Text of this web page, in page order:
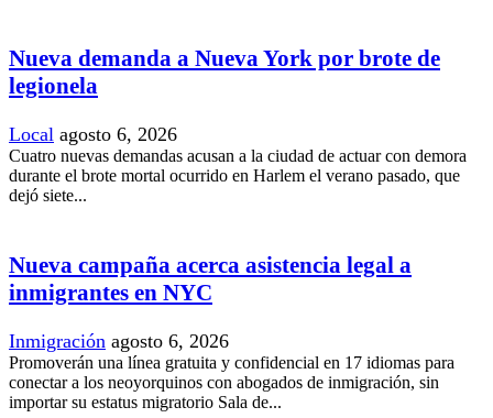
Nueva demanda a Nueva York por brote de
legionela
Local agosto 6, 2026
Cuatro nuevas demandas acusan a la ciudad de actuar con demora
durante el brote mortal ocurrido en Harlem el verano pasado, que
dejó siete...
Nueva campaña acerca asistencia legal a
inmigrantes en NYC
Inmigración agosto 6, 2026
Promoverán una línea gratuita y confidencial en 17 idiomas para
conectar a los neoyorquinos con abogados de inmigración, sin
importar su estatus migratorio Sala de...